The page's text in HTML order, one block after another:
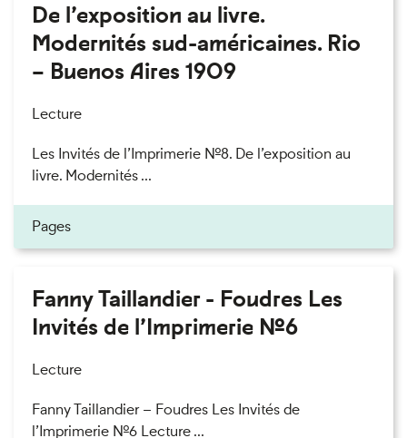
De l’exposition au livre.
Modernités sud-américaines. Rio
– Buenos Aires 1909
Lecture
Les Invités de l’Imprimerie n°8. De l’exposition au
livre. Modernités ...
Pages
Fanny Taillandier - Foudres Les
Invités de l’Imprimerie n°6
Lecture
Fanny Taillandier – Foudres Les Invités de
l’Imprimerie n°6 Lecture ...